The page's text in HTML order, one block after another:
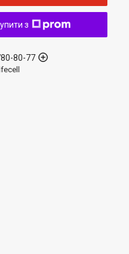
з
80-77